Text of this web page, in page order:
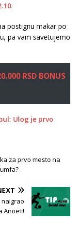
.
postignu makar po
pa vam savetujemo
RSD BONUS
Ulog je prvo
za prvo mesto na
naigrao
Anoeti!